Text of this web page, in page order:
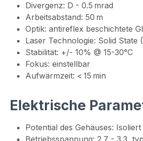
Divergenz: D - 0.5 mrad
Arbeitsabstand: 50 m
Optik: antireflex beschichtete
Laser Technologie: Solid State
Stabilität: +/- 10% @ 15-30°C
Fokus: einstellbar
Aufwärmzeit: < 15 min
Elektrische
Potential des Gehäuses: Isoliert